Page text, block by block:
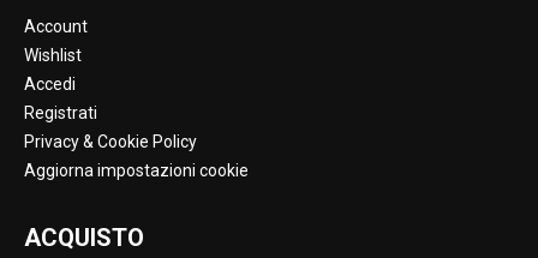
Account
Wishlist
Accedi
Registrati
Privacy & Cookie Policy
Aggiorna impostazioni cookie
ACQUISTO